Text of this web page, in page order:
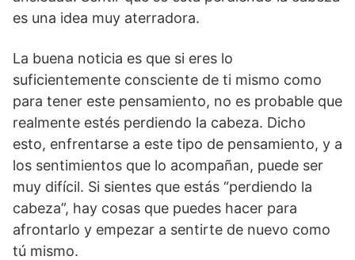
es una idea muy aterradora.
La buena noticia es que si eres lo
suficientemente consciente de ti mismo como
para tener este pensamiento, no es probable que
realmente estés perdiendo la cabeza. Dicho
esto, enfrentarse a este tipo de pensamiento, y a
los sentimientos que lo acompañan, puede ser
muy difícil. Si sientes que estás “perdiendo la
cabeza”, hay cosas que puedes hacer para
afrontarlo y empezar a sentirte de nuevo como
tú mismo.